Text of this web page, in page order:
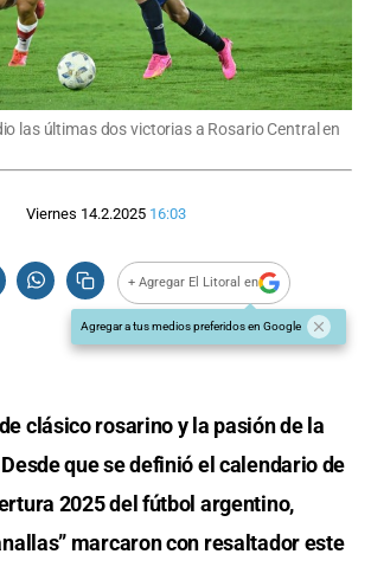
las últimas dos victorias a Rosario Central en
Viernes 14.2.2025 16:03
+ Agregar El Litoral en
Agregar a tus medios preferidos en Google
clásico rosarino y la pasión de la
que se definió el calendario de
2025 del fútbol argentino,
marcaron con resaltador este